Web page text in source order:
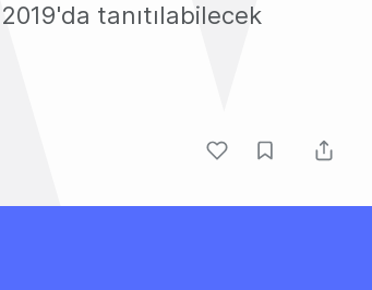
tanıtılabilecek